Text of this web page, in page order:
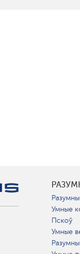
Умные
Пскоў
Умные